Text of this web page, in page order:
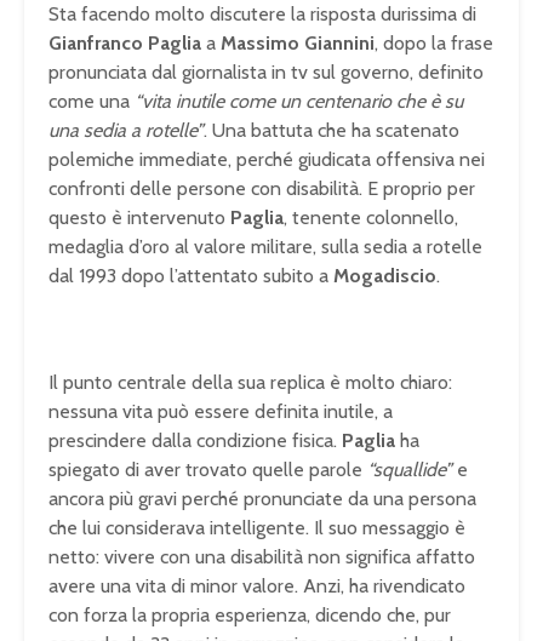
Sta facendo molto discutere la risposta durissima di
Gianfranco Paglia a Massimo Giannini, dopo la frase
pronunciata dal giornalista in tv sul governo, definito
come una “vita inutile come un centenario che è su
una sedia a rotelle”. Una battuta che ha scatenato
polemiche immediate, perché giudicata offensiva nei
confronti delle persone con disabilità. E proprio per
questo è intervenuto Paglia, tenente colonnello,
medaglia d’oro al valore militare, sulla sedia a rotelle
dal 1993 dopo l’attentato subito a Mogadiscio.
Il punto centrale della sua replica è molto chiaro:
nessuna vita può essere definita inutile, a
prescindere dalla condizione fisica. Paglia ha
spiegato di aver trovato quelle parole “squallide”e
ancora più gravi perché pronunciate da una persona
che lui considerava intelligente. Il suo messaggio è
netto: vivere con una disabilità non significa affatto
avere una vita di minor valore. Anzi, ha rivendicato
con forza la propria esperienza, dicendo che, pur